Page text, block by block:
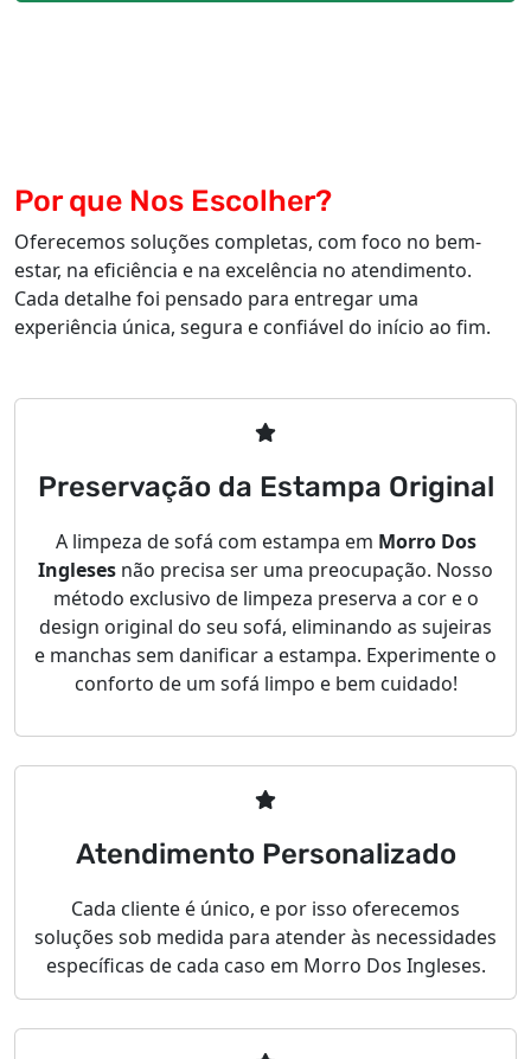
Por que Nos Escolher?
Oferecemos soluções completas, com foco no bem-
estar, na eficiência e na excelência no atendimento.
Cada detalhe foi pensado para entregar uma
experiência única, segura e confiável do início ao fim.
Preservação da Estampa Original
A limpeza de sofá com estampa em Morro Dos
Ingleses não precisa ser uma preocupação. Nosso
método exclusivo de limpeza preserva a cor e o
design original do seu sofá, eliminando as sujeiras
e manchas sem danificar a estampa. Experimente o
conforto de um sofá limpo e bem cuidado!
Atendimento Personalizado
Cada cliente é único, e por isso oferecemos
soluções sob medida para atender às necessidades
específicas de cada caso em Morro Dos Ingleses.